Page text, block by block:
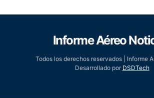
Informe Aéreo
Todos los derechos reservados | Informe
Desarrollado por DSDTech